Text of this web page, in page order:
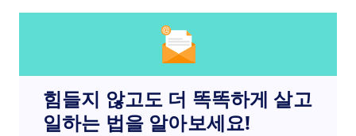
힘들지 않고도 더 똑똑하게 살고
일하는 법을 알아보세요!